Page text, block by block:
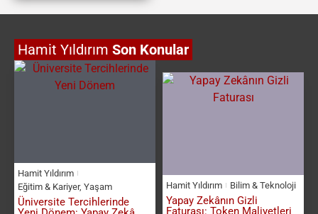
Hamit Yıldırım Son Konular
Hamit Yıldırım
Eğitim & Kariyer, Yaşam
Üniversite Tercihlerinde
Hamit Yıldırım Bilim & Teknoloji
Yapay Zekânın Gizli
Faturası: Token Maliyetleri